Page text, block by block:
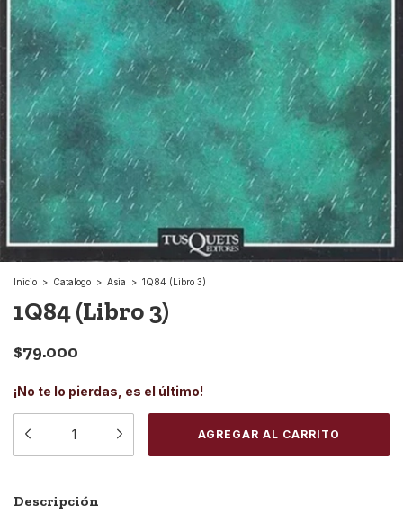
Inicio > Catalogo > Asia > 1Q84 (Libro 3)
1Q84 (Libro 3)
$79.000
¡No te lo pierdas, es el último!
Descripción